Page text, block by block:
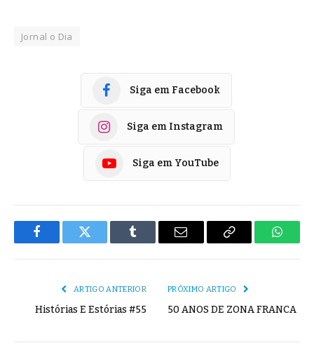
Jornal o Dia
Siga em Facebook
Siga em Instagram
Siga em YouTube
FacebookTwitter Tumblr
E-
Copiar
ARTIGO ANTERIOR
Histórias E Estórias #55
PRÓXIMO ARTIGO
50 ANOS DE ZONA FRANCA